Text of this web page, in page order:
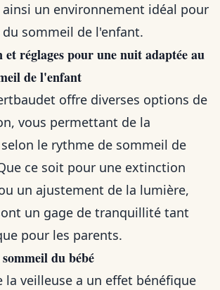
un environnement idéal pour
du sommeil de l'enfant.
réglages pour une nuit adaptée au
de l'enfant
offre diverses options de
vous permettant de la
le rythme de sommeil de
ce soit pour une extinction
un ajustement de la lumière,
un gage de tranquillité tant
pour les parents.
du bébé
la veilleuse a un effet bénéfique